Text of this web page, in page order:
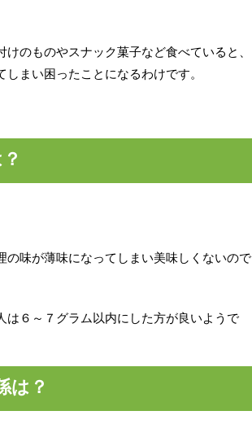
のものやスナック菓子など食べていると、
まい困ったことになるわけです。
味が薄味になってしまい美味しくないので
６～７グラム以内にした方が良いようで
は？